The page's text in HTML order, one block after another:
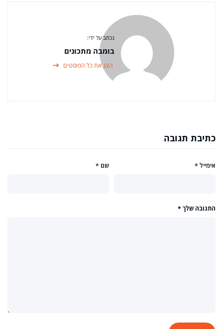
נכתב על ידי:
בומבה מתכונים
הצג את כל הפוסטים
כתיבת תגובה
שם * אימייל *
התגובה שלך *